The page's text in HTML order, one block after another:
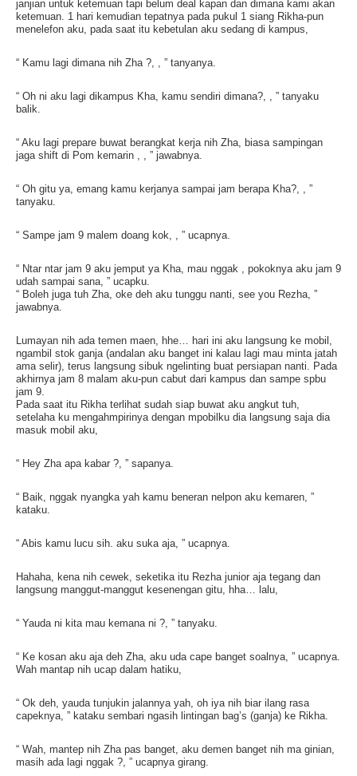
janjian untuk ketemuan tapi belum deal kapan dan dimana kami akan
ketemuan. 1 hari kemudian tepatnya pada pukul 1 siang Rikha-pun
menelefon aku, pada saat itu kebetulan aku sedang di kampus,
“ Kamu lagi dimana nih Zha ?, , ” tanyanya.
“ Oh ni aku lagi dikampus Kha, kamu sendiri dimana?, , ” tanyaku
balik.
“ Aku lagi prepare buwat berangkat kerja nih Zha, biasa sampingan
jaga shift di Pom kemarin , , ” jawabnya.
“ Oh gitu ya, emang kamu kerjanya sampai jam berapa Kha?, , ”
tanyaku.
“ Sampe jam 9 malem doang kok, , ” ucapnya.
“ Ntar ntar jam 9 aku jemput ya Kha, mau nggak , pokoknya aku jam 9
udah sampai sana, ” ucapku.
“ Boleh juga tuh Zha, oke deh aku tunggu nanti, see you Rezha, ”
jawabnya.
Lumayan nih ada temen maen, hhe… hari ini aku langsung ke mobil,
ngambil stok ganja (andalan aku banget ini kalau lagi mau minta jatah
ama selir), terus langsung sibuk ngelinting buat persiapan nanti. Pada
akhirnya jam 8 malam aku-pun cabut dari kampus dan sampe spbu
jam 9.
Pada saat itu Rikha terlihat sudah siap buwat aku angkut tuh,
setelaha ku mengahmpirinya dengan mpobilku dia langsung saja dia
masuk mobil aku,
“ Hey Zha apa kabar ?, ” sapanya.
“ Baik, nggak nyangka yah kamu beneran nelpon aku kemaren, ”
kataku.
“ Abis kamu lucu sih. aku suka aja, ” ucapnya.
Hahaha, kena nih cewek, seketika itu Rezha junior aja tegang dan
langsung manggut-manggut kesenengan gitu, hha… lalu,
“ Yauda ni kita mau kemana ni ?, ” tanyaku.
“ Ke kosan aku aja deh Zha, aku uda cape banget soalnya, ” ucapnya.
Wah mantap nih ucap dalam hatiku,
“ Ok deh, yauda tunjukin jalannya yah, oh iya nih biar ilang rasa
capeknya, ” kataku sembari ngasih lintingan bag’s (ganja) ke Rikha.
“ Wah, mantep nih Zha pas banget, aku demen banget nih ma ginian,
masih ada lagi nggak ?, ” ucapnya girang.